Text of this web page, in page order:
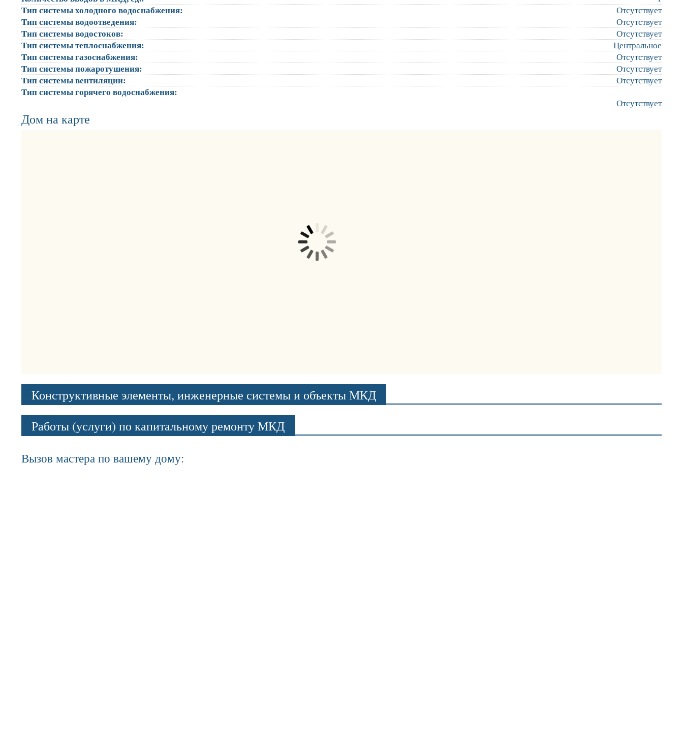
Тип системы холодного водоснабжения: Отсутствует
Тип системы водоотведения: Отсутствует
Тип системы водостоков: Отсутствует
Тип системы теплоснабжения: Центральное
Тип системы газоснабжения: Отсутствует
Тип системы пожаротушения: Отсутствует
Тип системы вентиляции: Отсутствует
Тип системы горячего водоснабжения:
Отсутствует
Дом на карте
Конструктивные элементы, инженерные системы и объекты МКД
Работы (услуги) по капитальному ремонту МКД
Вызов мастера по вашему дому: